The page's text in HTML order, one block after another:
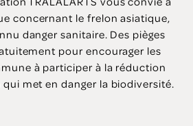
concernant le frelon asiatique,
danger sanitaire. Des pièges
pour encourager les
à participer à la réduction
met en danger la biodiversité.